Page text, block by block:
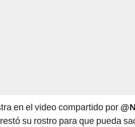
en el video compartido por
su rostro para que pueda